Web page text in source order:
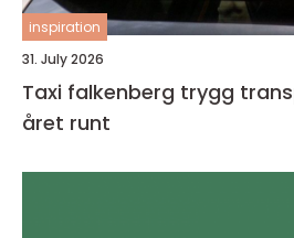
inspiration
31. July 2026
Taxi falkenberg trygg transport längs kusten
året runt